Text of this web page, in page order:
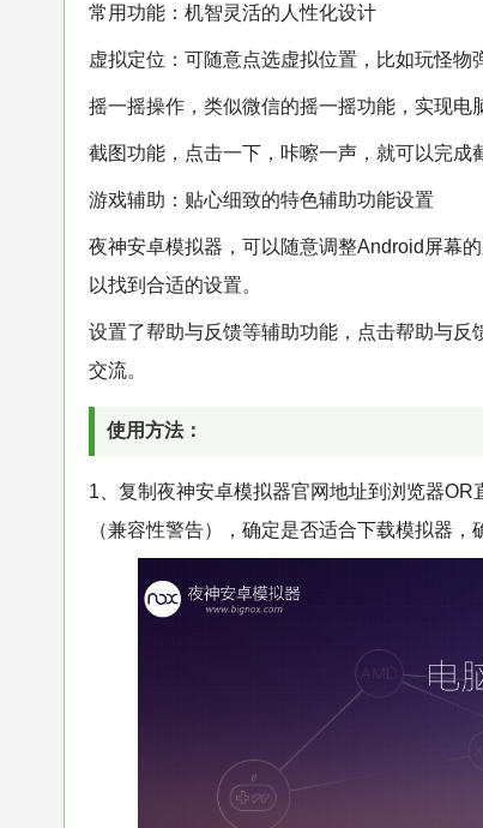
常用功能：机智灵活的人性化设计
虚拟定位：可随意点选虚拟位置，比如玩怪
摇一摇操作，类似微信的摇一摇功能，实现电
截图功能，点击一下，咔嚓一声，就可以完成
游戏辅助：贴心细致的特色辅助功能设置
夜神安卓模拟器，可以随意调整Android屏幕
以找到合适的设置。
设置了帮助与反馈等辅助功能，点击帮助与
交流。
使用方法：
1、复制夜神安卓模拟器官网地址到浏览器
（兼容性警告），确定是否适合下载模拟器，